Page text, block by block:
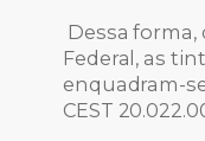
Dessa forma,
Federal, as
enquadram-
CEST